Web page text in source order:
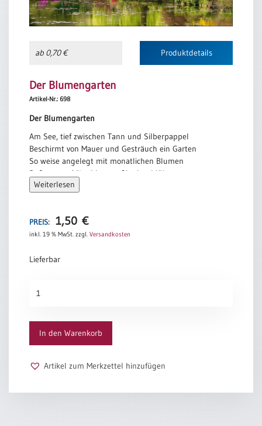
Einzelposter
Hefte
Jahreslosung
Restbestände
Bücher
Urkundenscheine
ab 0,70 € Produktdetails
Der Blumengarten
Artikel-Nr.: 698
Der Blumengarten
Am See, tief zwischen Tann und Silberpappel
Beschirmt von Mauer und Gesträuch ein Garten
So weise angelegt mit monatlichen Blumen
Daß er vom März bis zum Oktober blüht.
Hier, in der Früh, nicht allzu häufig, sitz ich
Dies oder jenes Angenehme zeigen.
Weiterlesen
PREIS: 1,50 €
inkl. 19 % MwSt. zzgl. Versandkosten
Lieferbar
Blumengarten
In den Warenkorb
Artikel zum Merkzettel hinzufügen